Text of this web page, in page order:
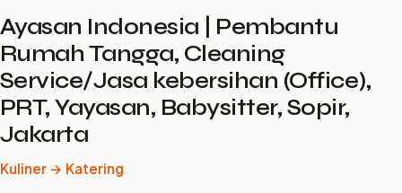
Ayasan Indonesia | Pembantu
Rumah Tangga, Cleaning
Service/Jasa kebersihan (Office),
PRT, Yayasan, Babysitter, Sopir,
Jakarta
Kuliner → Katering